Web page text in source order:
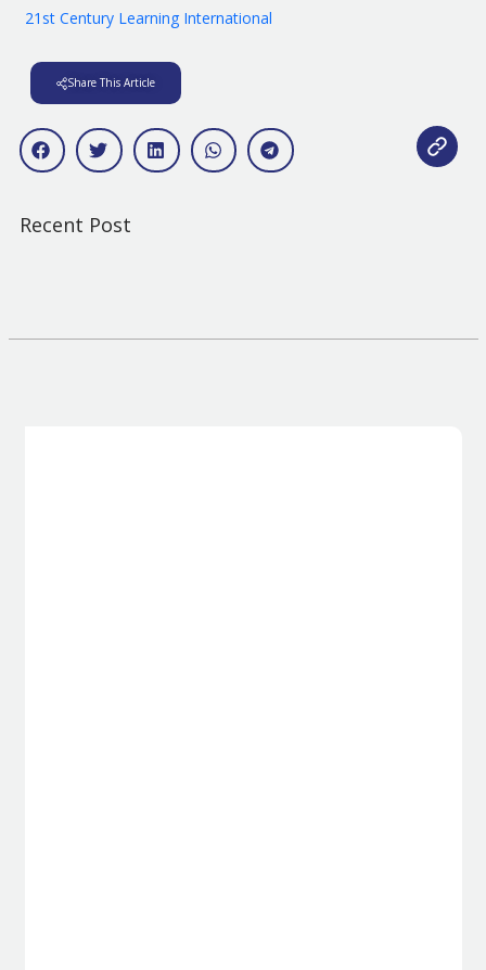
21st Century Learning International
Share This Article
Recent Post